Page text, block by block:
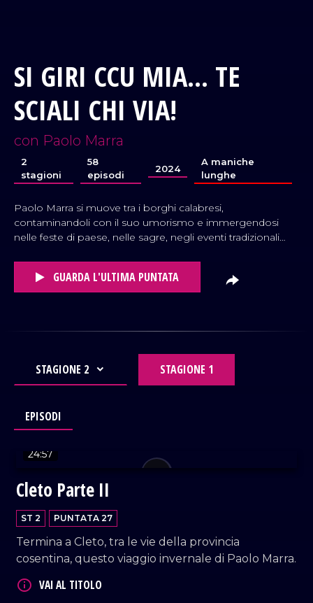
SI GIRI CCU MIA... TE
SCIALI CHI VIA!
con Paolo Marra
2
stagioni
58
episodi
2024
A maniche
lunghe
Paolo Marra si muove tra i borghi calabresi,
contaminandoli con il suo umorismo e immergendosi
nelle feste di paese, nelle sagre, negli eventi tradizionali
GUARDA L'ULTIMA PUNTATA
STAGIONE 2 STAGIONE 1
EPISODI
24:57
Cleto Parte II
ST 2 PUNTATA 27
Termina a Cleto, tra le vie della provincia
cosentina, questo viaggio invernale di Paolo Marra.
VAI AL TITOLO
VAI AL TITOLO